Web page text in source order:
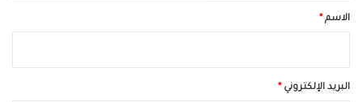
*الاسم*
البريد الإلكتروني*